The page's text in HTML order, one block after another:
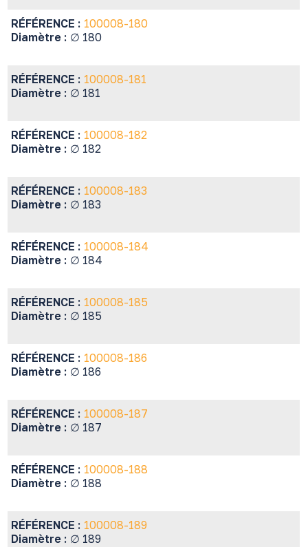
RÉFÉRENCE : 100008-180
Diamètre : ∅ 180
RÉFÉRENCE : 100008-181
Diamètre : ∅ 181
RÉFÉRENCE : 100008-182
Diamètre : ∅ 182
RÉFÉRENCE : 100008-183
Diamètre : ∅ 183
RÉFÉRENCE : 100008-184
Diamètre : ∅ 184
RÉFÉRENCE : 100008-185
Diamètre : ∅ 185
RÉFÉRENCE : 100008-186
Diamètre : ∅ 186
RÉFÉRENCE : 100008-187
Diamètre : ∅ 187
RÉFÉRENCE : 100008-188
Diamètre : ∅ 188
RÉFÉRENCE : 100008-189
Diamètre : ∅ 189